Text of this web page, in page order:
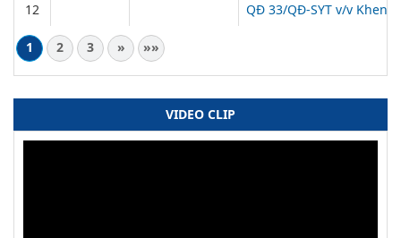
12
QĐ 33/QĐ-SYT v/v Khen
1 2 3 » »»
VIDEO CLIP